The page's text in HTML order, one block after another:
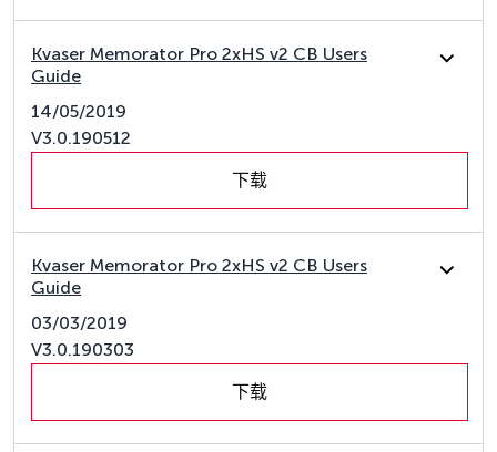
Kvaser Memorator Pro 2xHS v2 CB Users
Guide
14/05/2019
V3.0.190512
下载
Kvaser Memorator Pro 2xHS v2 CB Users
Guide
03/03/2019
V3.0.190303
下载